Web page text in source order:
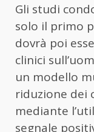
Gli studi
solo il primo
dovrà poi
clinici
un modello
riduzione dei
mediante
segnale